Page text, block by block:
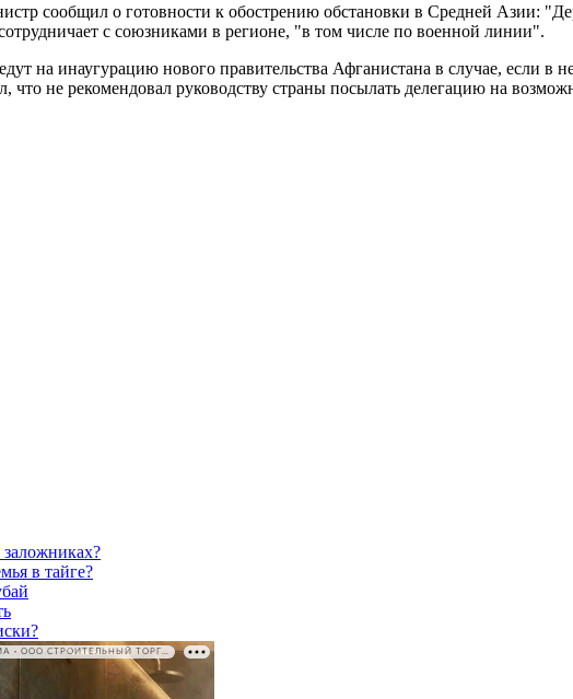
сообщил о готовности к обострению обстановки в Средней Азии:
с союзниками в регионе, "в том числе по военной линии".
на инаугурацию нового правительства Афганистана в случае, если в
что не рекомендовал руководству страны посылать делегацию на
в тайге?
РЕКЛАМА • ООО СТРОИТЕЛЬНЫЙ ТОРГОВЫЙ ДОМ «ПЕТРОВИЧ». ИНН: 7802348846